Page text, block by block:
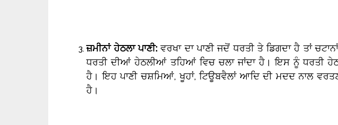
ਜ਼ਮੀਨਾਂ ਹੇਠਲਾ ਪਾਣੀ: ਵਰਖਾ ਦਾ ਪਾਣੀ ਜਦੋਂ ਧਰਤੀ ਤੇ ਡਿਗਦਾ ਹੈ ਤਾਂ
ਧਰਤੀ ਦੀਆਂ ਹੇਠਲੀਆਂ ਤਹਿਆਂ ਵਿਚ ਚਲਾ ਜਾਂਦਾ ਹੈ। ਇਸ ਨੂੰ ਧਰਤੀ
ਹੈ। ਇਹ ਪਾਣੀ ਚਸ਼ਮਿਆਂ, ਖੂਹਾਂ, ਟਿਊਬਵੈਲਾਂ ਆਦਿ ਦੀ ਮਦਦ ਨਾਲ
ਹੈ।